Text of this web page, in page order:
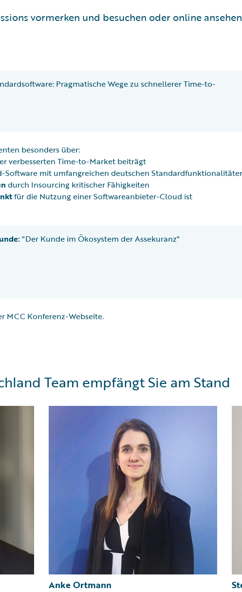
vormerken und besuchen oder online
Pragmatische Wege zu schnellerer Time-to-
besonders über:
verbesserten Time-to-Market beiträgt
Software mit umfangreichen deutschen
durch Insourcing kritischer Fähigkeiten
für die Nutzung einer Softwareanbieter-Cloud ist
"Der Kunde im Ökosystem der Assekuranz"
MCC Konferenz-Webseite.
Team empfängt Sie am Stand
Anke Ortmann